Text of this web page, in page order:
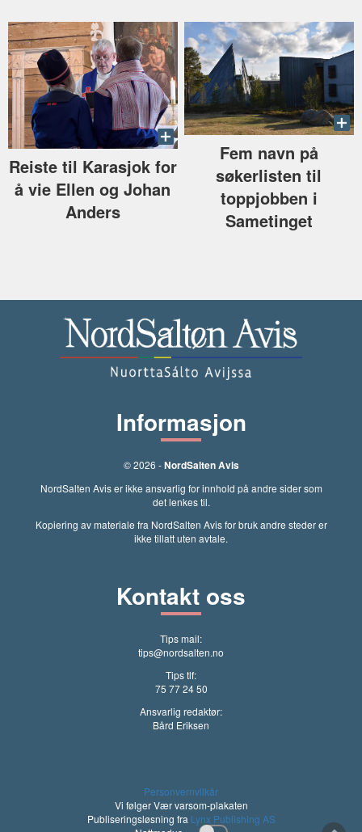
Reiste til Karasjok for
å vie Ellen og Johan
Anders
Fem navn på
søkerlisten til
toppjobben i
Sametinget
Informasjon
© 2026 -NordSalten Avis
NordSalten Avis er ikke ansvarlig for innhold på andre sider som
det lenkes til.
Kopiering av materiale fra NordSalten Avis for bruk andre steder er
ikke tillatt uten avtale.
Kontakt oss
Tips mail:
tips@nordsalten.no
Tips tlf:
75 77 24 50
Ansvarlig redaktør:
Bård Eriksen
Personvernvilkår
Vi følger Vær varsom-plakaten
Publiseringsløsning fra Lynx Publishing AS